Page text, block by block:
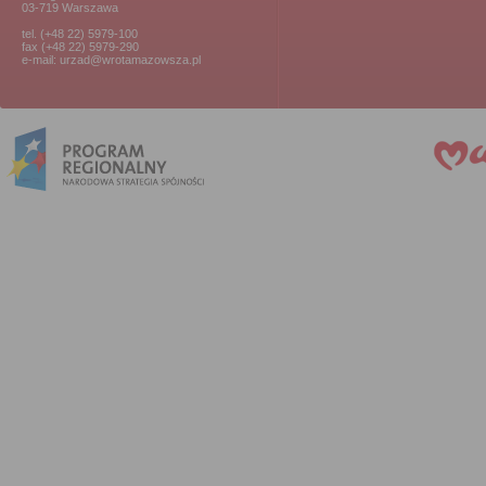
03-719 Warszawa
tel. (+48 22) 5979-100
fax (+48 22) 5979-290
e-mail: urzad@wrotamazowsza.pl